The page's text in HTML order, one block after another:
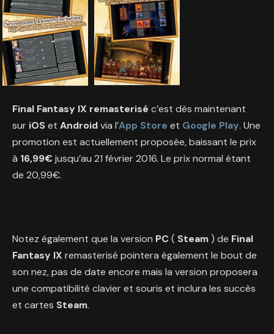
Final Fantasy IX remasterisé c’est dès maintenant
sur iOSet Androidvia l’App Store et Google Play. Une
promotion est actuellement proposée, baissant le prix
à 16,99€ jusqu’au 21 février 2016. Le prix normal étant
de 20,99€.
Notez également que la version PC ( Steam) de Final
Fantasy IX remasterisé pointera également le bout de
son nez, pas de date encore mais la version proposera
une compatibilité clavier et souris et inclura les succès
et cartes Steam.